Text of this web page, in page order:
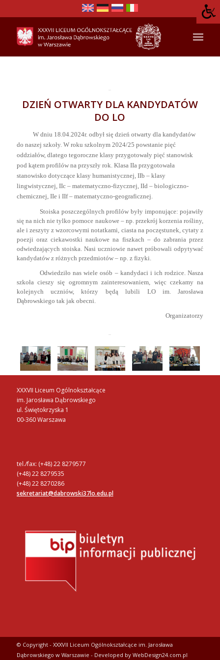
DZIEŃ OTWARTY DLA KANDYDATÓW
DO LO
W dniu 18.04.2024r. odbył się dzień otwarty dla kandydatów
do naszej szkoły. W roku szkolnym 2024/25 powstanie pięć
oddziałów, dlatego tegoroczne klasy przygotowały pięć stanowisk
pod kątem profilów na przyszły rok. Klasa IIa przygotowała
stanowisko dotyczące klasy humanistycznej, IIb – klasy
lingwistycznej, IIc – matematyczno-fizycznej, IId – biologiczno-
chemicznej, IIe i IIf – matematyczno-geograficznej.
Stoiska poszczególnych profilów były imponujące: pojawiły
się na nich nie tylko pomoce naukowe – np. przekrój korzenia rośliny,
ale i zeszyty z wzorcowymi notatkami, ciasta na poczęstunek, cytaty z
poezji oraz ciekawostki naukowe na fiszkach – do zabrania przez
odwiedzających stoiska. Nasi uczniowie nawet próbowali odpytywać
kandydatów z różnych przedmiotów – np. z fizyki.
Odwiedziło nas wiele osób – kandydaci i ich rodzice. Nasza
szkoła cieszy się ogromnym zainteresowaniem, więc czekamy na
kolejnych uczniów, którzy będą lubili LO im. Jarosława
Dąbrowskiego tak jak obecni.
Organizatorzy
XXXVII Liceum Ogólnokształcące
im. Jarosława Dąbrowskiego
ul. Świętokrzyska 1
00-360 Warszawa
tel./fax: (+48) 22 8279577
(+48) 22 8279535
(+48) 22 8270286
sekretariat@dabrowski37lo.edu.pl
© Copyright - XXXVII Liceum Ogólnokształcące im. Jarosława
Dąbrowskiego w Warszawie - Developed by WebDesign24.com.pl